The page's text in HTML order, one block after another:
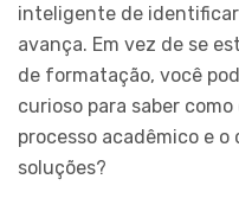
inteligente de
avança. Em vez de se
de formatação, você
curioso para saber
processo acadêmico e
soluções?